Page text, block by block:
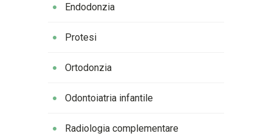
Endodonzia
Protesi
Ortodonzia
Odontoiatria infantile
Radiologia complementare